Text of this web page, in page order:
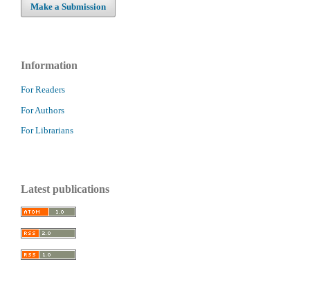
Make a Submission
Information
For Readers
For Authors
For Librarians
Latest publications